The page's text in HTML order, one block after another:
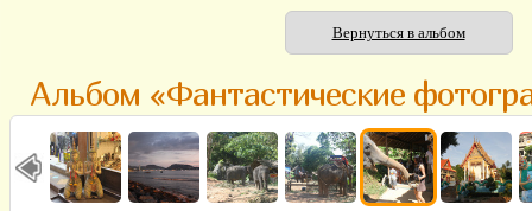
Вернуться в альбом
Альбом «Фантастические